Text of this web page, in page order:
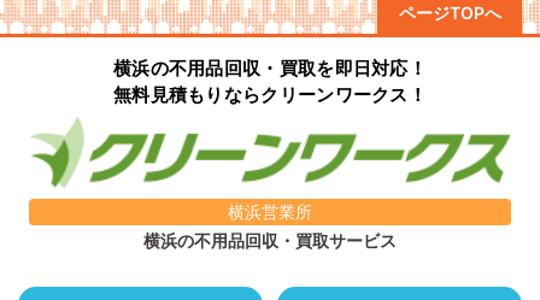
ページTOPへ
横浜の不用品回収・買取を即日対応！
無料見積もりならクリーンワークス！
横浜営業所
横浜の不用品回収・買取サービス